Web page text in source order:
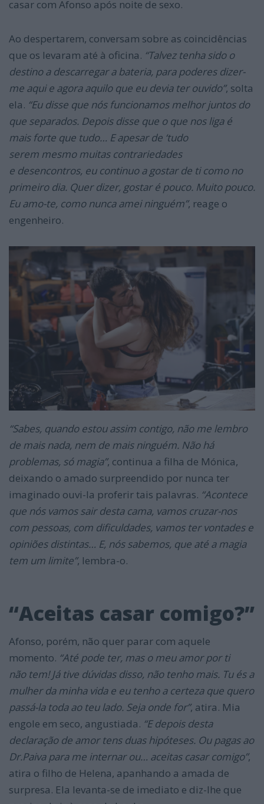
casar com Afonso após noite de sexo.
Ao despertarem, conversam sobre as coincidências
que os levaram até à oficina. “Talvez tenha sido o
destino a descarregar a bateria, para poderes dizer-
me aqui e agora aquilo que eu devia ter ouvido”, solta
ela. “Eu disse que nós funcionamos melhor juntos do
que separados. Depois disse que o que nos liga é
mais forte que tudo… E apesar de ‘tudo
serem mesmo muitas contrariedades
e desencontros, eu continuo a gostar de ti como no
primeiro dia. Quer dizer, gostar é pouco. Muito pouco.
Eu amo-te, como nunca amei ninguém”, reage o
engenheiro.
“Sabes, quando estou assim contigo, não me lembro
de mais nada, nem de mais ninguém. Não há
problemas, só magia”, continua a filha de Mónica,
deixando o amado surpreendido por nunca ter
imaginado ouvi-la proferir tais palavras. “Acontece
que nós vamos sair desta cama, vamos cruzar-nos
com pessoas, com dificuldades, vamos ter vontades e
opiniões distintas… E, nós sabemos, que até a magia
tem um limite”, lembra-o.
“Aceitas casar comigo?”
Afonso, porém, não quer parar com aquele
momento. “Até pode ter, mas o meu amor por ti
não tem! Já tive dúvidas disso, não tenho mais. Tu és a
mulher da minha vida e eu tenho a certeza que quero
passá-la toda ao teu lado. Seja onde for”, atira. Mia
engole em seco, angustiada. “E depois desta
declaração de amor tens duas hipóteses. Ou pagas ao
Dr.Paiva para me internar ou… aceitas casar comigo”,
atira o filho de Helena, apanhando a amada de
surpresa. Ela levanta-se de imediato e diz-lhe que